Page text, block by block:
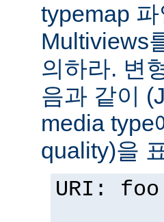
typemap
Multiviews
의하라. 변
음과 같이
media type
quality)을
URI: foo